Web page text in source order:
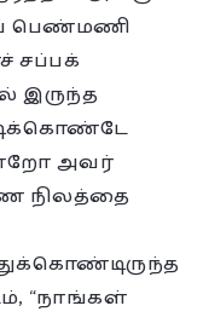
பெண்மணி
சப்பக்
இருந்த
அவர்
நிலத்தை
“நாங்கள்